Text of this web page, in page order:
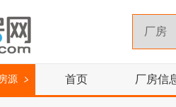
源 首页 厂房信